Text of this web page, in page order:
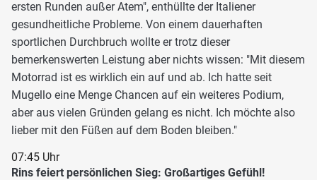
ersten Runden außer Atem", enthüllte der Italiener
gesundheitliche Probleme. Von einem dauerhaften
sportlichen Durchbruch wollte er trotz dieser
bemerkenswerten Leistung aber nichts wissen: "Mit diesem
Motorrad ist es wirklich ein auf und ab. Ich hatte seit
Mugello eine Menge Chancen auf ein weiteres Podium,
aber aus vielen Gründen gelang es nicht. Ich möchte also
lieber mit den Füßen auf dem Boden bleiben."
07:45 Uhr
Rins feiert persönlichen Sieg: Großartiges Gefühl!